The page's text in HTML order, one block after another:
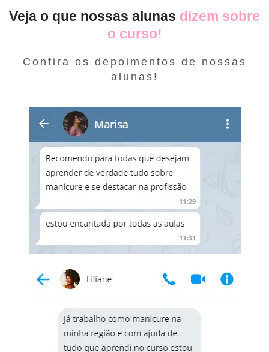
Veja o que nossas alunas dizem sobre
o curso!
Confira os depoimentos de nossas
alunas!